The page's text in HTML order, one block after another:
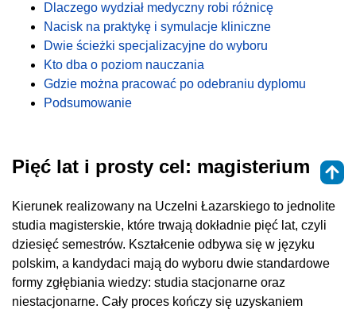
Dlaczego wydział medyczny robi różnicę
Nacisk na praktykę i symulacje kliniczne
Dwie ścieżki specjalizacyjne do wyboru
Kto dba o poziom nauczania
Gdzie można pracować po odebraniu dyplomu
Podsumowanie
Pięć lat i prosty cel: magisterium
Kierunek realizowany na Uczelni Łazarskiego to jednolite
studia magisterskie, które trwają dokładnie pięć lat, czyli
dziesięć semestrów. Kształcenie odbywa się w języku
polskim, a kandydaci mają do wyboru dwie standardowe
formy zgłębiania wiedzy: studia stacjonarne oraz
niestacjonarne. Cały proces kończy się uzyskaniem